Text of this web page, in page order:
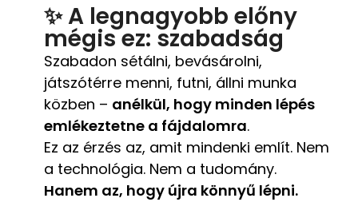
✨ A legnagyobb előny
mégis ez: szabadság
Szabadon sétálni, bevásárolni,
játszótérre menni, futni, állni munka
közben – anélkül, hogy minden lépés
emlékeztetne a fájdalomra.
Ez az érzés az, amit mindenki említ. Nem
a technológia. Nem a tudomány.
Hanem az, hogy újra könnyű lépni.